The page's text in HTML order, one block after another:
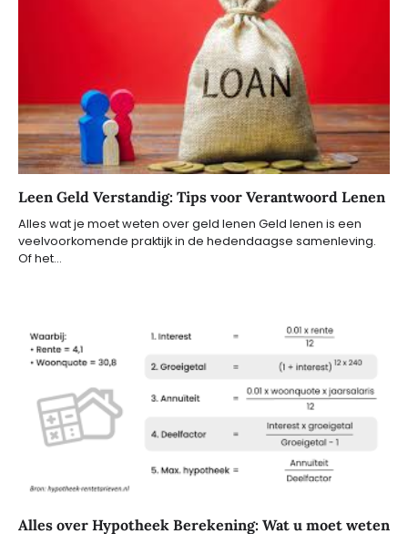
Leen Geld Verstandig: Tips voor Verantwoord Lenen
Alles wat je moet weten over geld lenen Geld lenen is een
veelvoorkomende praktijk in de hedendaagse samenleving.
Of het…
Alles over Hypotheek Berekening: Wat u moet weten